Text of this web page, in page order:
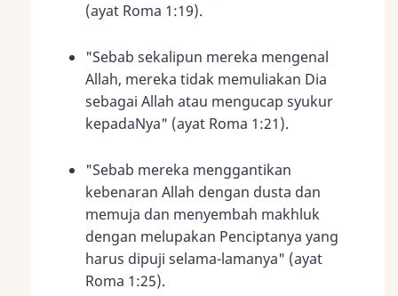
(ayat Roma 1:19).
"Sebab sekalipun mereka mengenal
Allah, mereka tidak memuliakan Dia
sebagai Allah atau mengucap syukur
kepadaNya" (ayat Roma 1:21).
"Sebab mereka menggantikan
kebenaran Allah dengan dusta dan
memuja dan menyembah makhluk
dengan melupakan Penciptanya yang
harus dipuji selama-lamanya" (ayat
Roma 1:25).